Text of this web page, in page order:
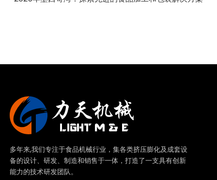
多年来,我们专注于食品机械行业，集各类挤压膨化及成套设
备的设计、研发、制造和销售于一体，打造了一支具有创新
能力的技术研发团队。